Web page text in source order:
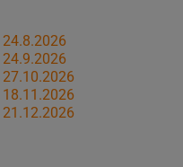
24.8.2026
24.9.2026
27.10.2026
18.11.2026
21.12.2026